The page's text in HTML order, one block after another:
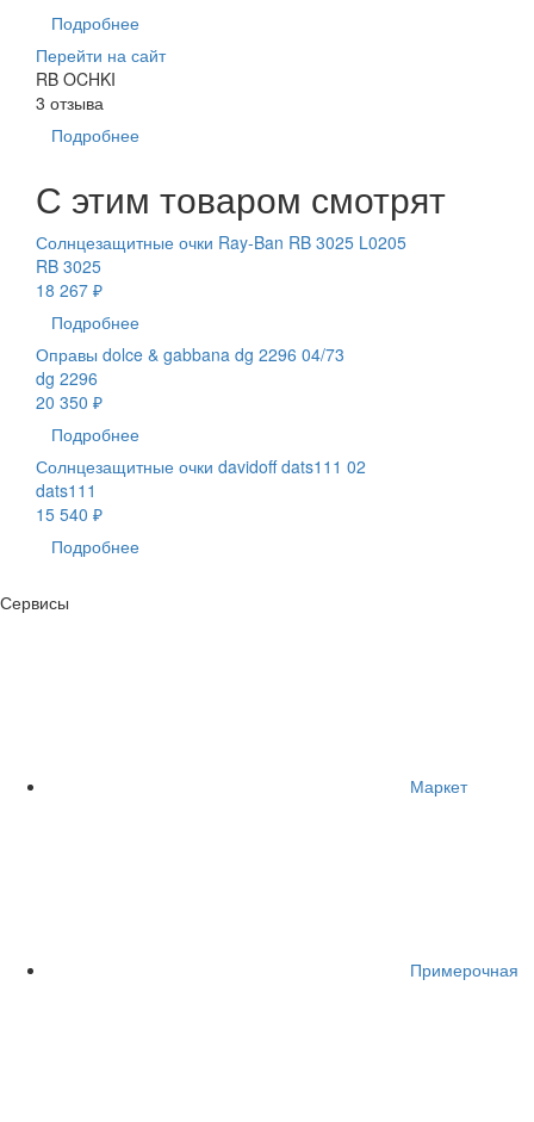
Подробнее
Перейти на сайт
RB OCHKI
3 отзыва
Подробнее
С этим товаром смотрят
Солнцезащитные очки Ray-Ban RB 3025 L0205
RB 3025
18 267 ₽
Подробнее
Оправы dolce & gabbana dg 2296 04/73
dg 2296
20 350 ₽
Подробнее
Солнцезащитные очки davidoff dats111 02
dats111
15 540 ₽
Подробнее
Сервисы
Маркет
Примерочная